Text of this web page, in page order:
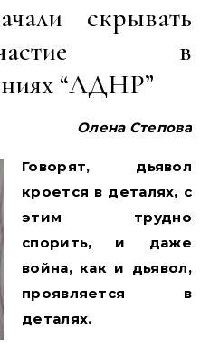
скрывать
в
“ЛДНР”
Олена Степова
Говорят, дьявол
кроется в деталях, с
этим трудно
спорить, и даже
война, как и дьявол,
проявляется в
деталях.